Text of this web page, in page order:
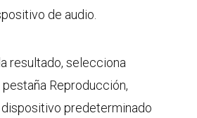
de audio.
resultado, selecciona
pestaña Reproducción,
predeterminado